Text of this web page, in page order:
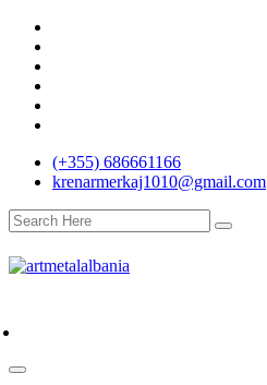
(+355) 686661166
krenarmerkaj1010@gmail.com